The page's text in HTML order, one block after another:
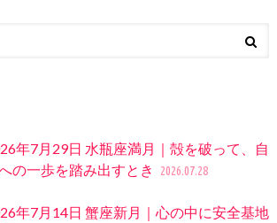
年7月29日 水瓶座満月｜殻を破って、自
の一歩を踏み出すとき
2026.07.28
年7月14日 蟹座新月｜心の中に安全基地